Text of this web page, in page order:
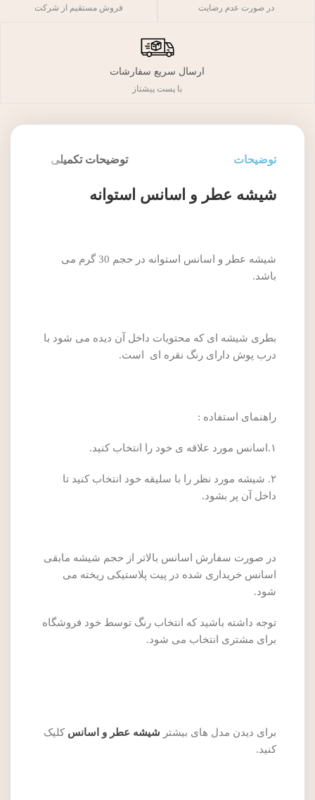
در صورت عدم رضایت فروش مستقیم از شرکت
ارسال سریع سفارشات
با پست پیشتاز
توضیحات توضیحات تکمیلی
شیشه عطر و اسانس استوانه
شیشه عطر و اسانس استوانه در حجم 30 گرم می
باشد.
بطری شیشه ای که محتویات داخل آن دیده می شود با
درب پوش دارای رنگ نقره ای است.
راهنمای استفاده :
۱.اسانس مورد علاقه ی خود را انتخاب کنید.
۲. شیشه مورد نظر را با سلیقه خود انتخاب کنید تا
داخل آن پر بشود.
در صورت سفارش اسانس بالاتر از حجم شیشه مابقی
اسانس خریداری شده در پیت پلاستیکی ریخته می
شود.
توجه داشته باشید که انتخاب رنگ توسط خود فروشگاه
برای مشتری انتخاب می شود.
برای دیدن مدل های بیشتر شیشه عطر و اسانس کلیک
کنید.